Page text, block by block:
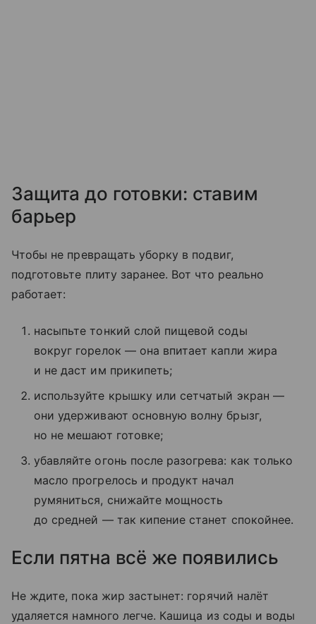
Защита до готовки: ставим
барьер
Чтобы не превращать уборку в подвиг,
подготовьте плиту заранее. Вот что реально
работает:
насыпьте тонкий слой пищевой соды
вокруг горелок — она впитает капли жира
и не даст им прикипеть;
используйте крышку или сетчатый экран —
они удерживают основную волну брызг,
но не мешают готовке;
убавляйте огонь после разогрева: как только
масло прогрелось и продукт начал
румяниться, снижайте мощность
до средней — так кипение станет спокойнее.
Если пятна всё же появились
Не ждите, пока жир застынет: горячий налёт
удаляется намного легче. Кашица из соды и воды